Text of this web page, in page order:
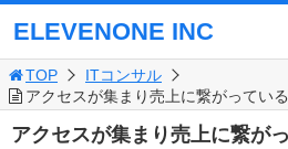
ELEVENONE INC
TOP
ITコンサル
アクセスが集まり売上に繋がってい
アクセスが集まり売上に繋が